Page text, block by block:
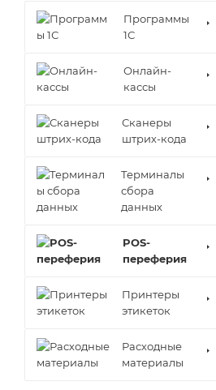
Программы
1С
Онлайн-
кассы
Сканеры
штрих-кода
Терминалы
сбора
данных
POS-
переферия
Принтеры
этикеток
Расходные
материалы